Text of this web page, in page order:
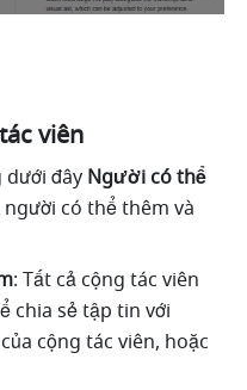
viên
dưới đây Người có thể
có thể thêm và
: Tất cả cộng tác viên
chia sẻ tập tin với
cộng tác viên, hoặc